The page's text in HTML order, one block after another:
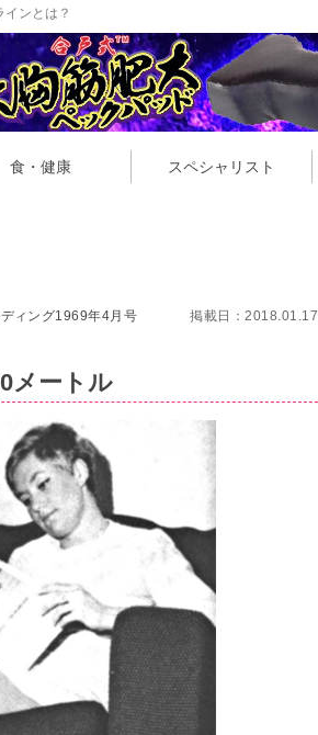
ンとは？
食・健康 スペシャリスト
ィング1969年4月号 掲載日：2018.01.17
メートル